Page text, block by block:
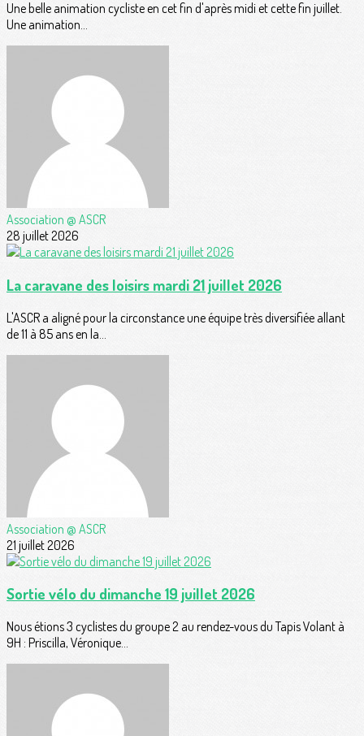
Une belle animation cycliste en cet fin d'après midi et cette fin juillet.
Une animation...
Association @ ASCR
28 juillet 2026
La caravane des loisirs mardi 21 juillet 2026
L'ASCR a aligné pour la circonstance une équipe très diversifiée allant
de 11 à 85 ans en la...
Association @ ASCR
21 juillet 2026
Sortie vélo du dimanche 19 juillet 2026
Nous étions 3 cyclistes du groupe 2 au rendez-vous du Tapis Volant à
9H : Priscilla, Véronique...